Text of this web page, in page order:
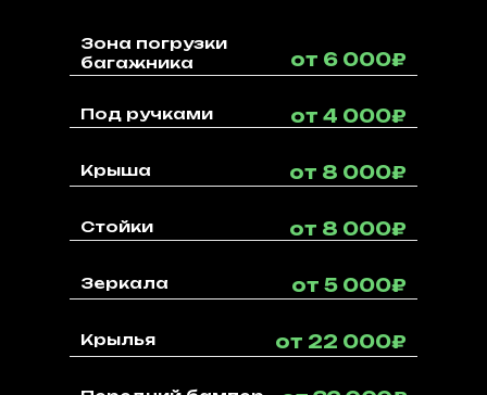
Зона погрузки
багажника
от 6 000₽
Под ручками от 4 000₽
Крыша от 8 000₽
Стойки от 8 000₽
Зеркала от 5 000₽
Крылья от 22 000₽